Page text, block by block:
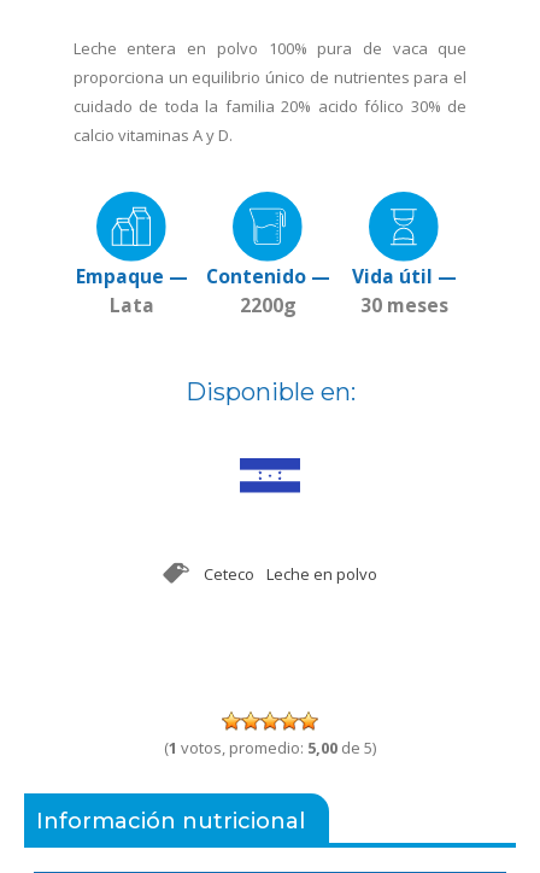
Leche entera en polvo 100% pura de vaca que
proporciona un equilibrio único de nutrientes para el
cuidado de toda la familia 20% acido fólico 30% de
calcio vitaminas A y D.
Empaque —
Lata
Contenido —
2200g
Vida útil —
30 meses
Disponible en:
Ceteco Leche en polvo
(1 votos, promedio: 5,00 de 5)
Información nutricional